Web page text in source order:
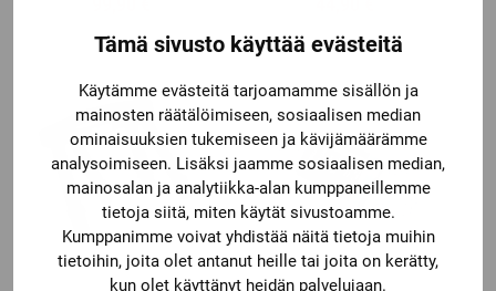
Tämä sivusto käyttää evästeitä
Käytämme evästeitä tarjoamamme sisällön ja
mainosten räätälöimiseen, sosiaalisen median
ominaisuuksien tukemiseen ja kävijämäärämme
analysoimiseen. Lisäksi jaamme sosiaalisen median,
mainosalan ja analytiikka-alan kumppaneillemme
tietoja siitä, miten käytät sivustoamme.
Kumppanimme voivat yhdistää näitä tietoja muihin
tietoihin, joita olet antanut heille tai joita on kerätty,
kun olet käyttänyt heidän palvelujaan.